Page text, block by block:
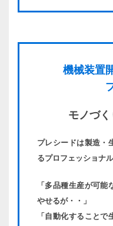
機械装置
モノづく
プレシードは製造・
るプロフェッショナル
「多品種生産が可
やせるが・・」
「自動化すること